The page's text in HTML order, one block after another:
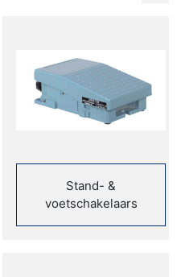
Stand- &
voetschakelaars